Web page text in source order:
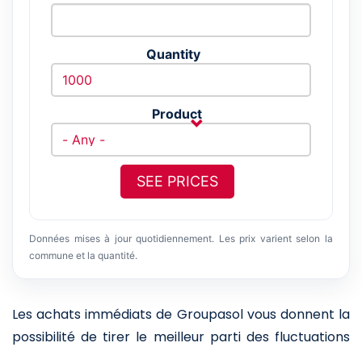
Quantity
Product
SEE PRICES
Données mises à jour quotidiennement. Les prix varient selon la
commune et la quantité.
Les achats immédiats de Groupasol vous donnent la
possibilité de tirer le meilleur parti des fluctuations